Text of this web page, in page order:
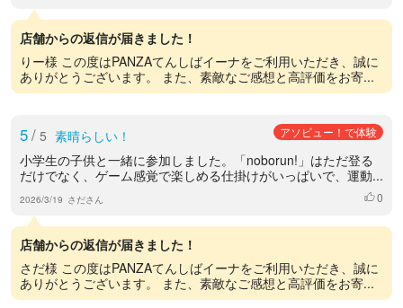
店舗からの返信が届きました！
りー様 この度はPANZAてんしばイーナをご利用いただき、誠に
ありがとうございます。 また、素敵なご感想と高評価をお寄...
5/ 5 素晴らしい！ アソビュー！で体験
小学生の子供と一緒に参加しました。「noborun!」はただ登る
だけでなく、ゲーム感覚で楽しめる仕掛けがいっぱいで、運動...
2026/3/19 さださん いいね
0
店舗からの返信が届きました！
さだ様 この度はPANZAてんしばイーナをご利用いただき、誠に
ありがとうございます。 また、素敵なご感想と高評価をお寄...